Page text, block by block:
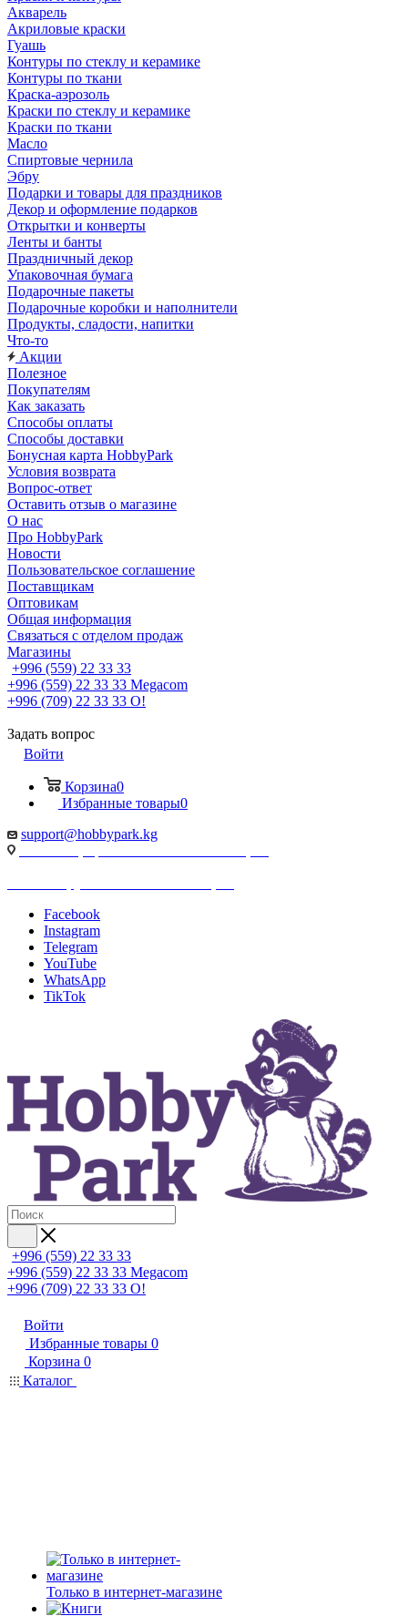
Акварель
Акриловые краски
Гуашь
Контуры по стеклу и керамике
Контуры по ткани
Краска-аэрозоль
Краски по стеклу и керамике
Краски по ткани
Масло
Спиртовые чернила
Эбру
Подарки и товары для праздников
Декор и оформление подарков
Открытки и конверты
Ленты и банты
Праздничный декор
Упаковочная бумага
Подарочные пакеты
Подарочные коробки и наполнители
Продукты, сладости, напитки
Что-то
Акции
Полезное
Покупателям
Как заказать
Способы оплаты
Способы доставки
Бонусная карта HobbyPark
Условия возврата
Вопрос-ответ
Оставить отзыв о магазине
О нас
Про HobbyPark
Новости
Пользовательское соглашение
Поставщикам
Оптовикам
Общая информация
Связаться с отделом продаж
Магазины
+996 (559) 22 33 33
+996 (559) 22 33 33 Megacom
+996 (709) 22 33 33 O!
Задать вопрос
Войти
Корзина0
Избранные товары0
support@hobbypark.kg
Facebook
Instagram
Telegram
YouTube
WhatsApp
TikTok
+996 (559) 22 33 33
+996 (559) 22 33 33 Megacom
+996 (709) 22 33 33 O!
Войти
Избранные товары 0
Корзина 0
Каталог
Только в интернет-магазине